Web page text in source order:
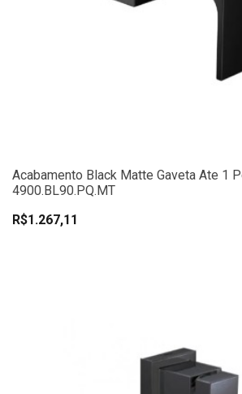
Acabamento Black Matte Gaveta Ate 1
4900.BL90.PQ.MT
R$1.267,11